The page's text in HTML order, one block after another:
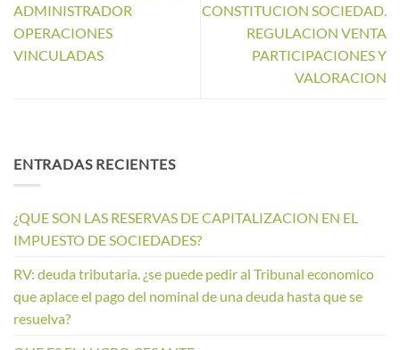
ADMINISTRADOR
OPERACIONES
VINCULADAS
CONSTITUCION SOCIEDAD.
REGULACION VENTA
PARTICIPACIONES Y
VALORACION
ENTRADAS RECIENTES
¿QUE SON LAS RESERVAS DE CAPITALIZACION EN EL
IMPUESTO DE SOCIEDADES?
RV: deuda tributaria. ¿se puede pedir al Tribunal economico
que aplace el pago del nominal de una deuda hasta que se
resuelva?